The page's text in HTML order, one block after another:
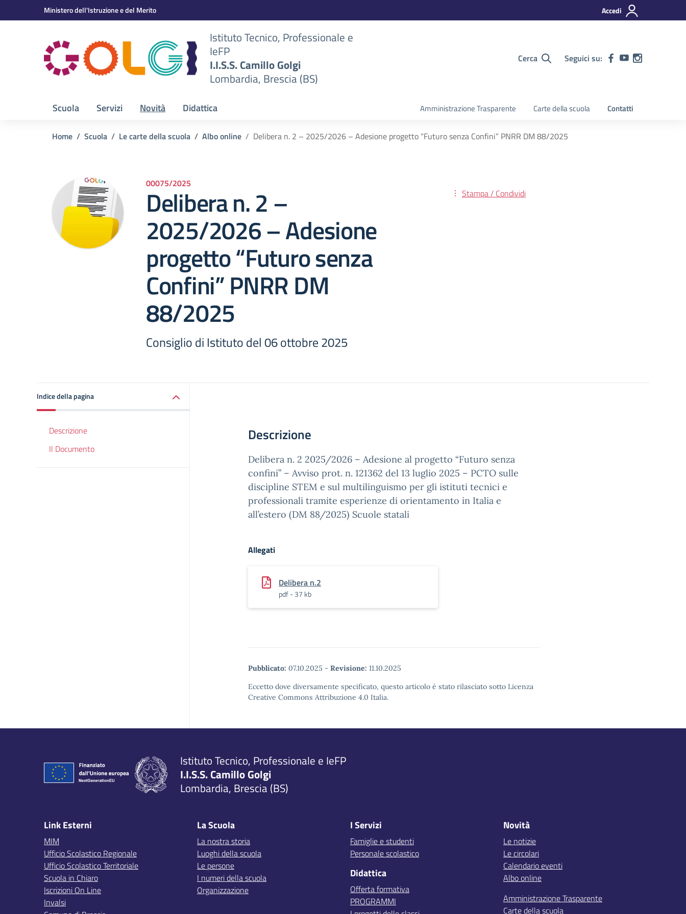
Vai ai contenuti
Vai al menu di navigazioneMinistero dell'Istruzione e del Merito Accedi
Istituto Tecnico, Professionale e
IeFP
I.I.S.S. Camillo Golgi
Lombardia, Brescia (BS)
Cerca Seguici su:
Scuola Servizi Novità Didattica Amministrazione Trasparente Carte della scuola Contatti
Home Scuola Le carte della scuola Albo online Delibera n. 2 – 2025/2026 – Adesione progetto “Futuro senza Confini” PNRR DM 88/2025
00075/2025
Delibera n. 2 –
2025/2026 – Adesione
progetto “Futuro senza
Confini” PNRR DM
88/2025
Consiglio di Istituto del 06 ottobre 2025
Stampa / Condividi
Indice della pagina
Descrizione
Il Documento
Descrizione
Delibera n. 2 2025/2026 – Adesione al progetto “Futuro senza
confini” – Avviso prot. n. 121362 del 13 luglio 2025 – PCTO sulle
discipline STEM e sul multilinguismo per gli istituti tecnici e
professionali tramite esperienze di orientamento in Italia e
all’estero (DM 88/2025) Scuole statali
Allegati
Delibera n.2
pdf - 37 kb
Pubblicato: 07.10.2025 - Revisione: 11.10.2025
Eccetto dove diversamente specificato, questo articolo è stato rilasciato sotto Licenza
Creative Commons Attribuzione 4.0 Italia.
Istituto Tecnico, Professionale e IeFP
I.I.S.S. Camillo Golgi
Lombardia, Brescia (BS)
Link Esterni
MIM
Ufficio Scolastico Regionale
Ufficio Scolastico Territoriale
Scuola in Chiaro
Iscrizioni On Line
Invalsi
La Scuola
La nostra storia
Luoghi della scuola
Le persone
I numeri della scuola
Organizzazione
I Servizi
Famiglie e studenti
Personale scolastico
Didattica
Offerta formativa
PROGRAMMI
Novità
Le notizie
Le circolari
Calendario eventi
Albo online
Amministrazione Trasparente
Carte della scuola